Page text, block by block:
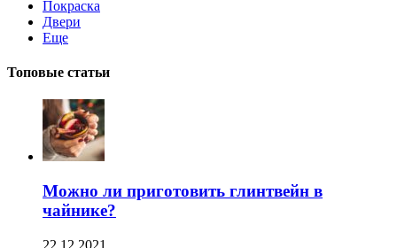
Покраска
Двери
Еще
Топовые статьи
Можно ли приготовить глинтвейн в
чайнике?
22.12.2021